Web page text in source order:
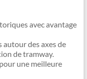
avec avantage
des axes de
de tramway.
une meilleure